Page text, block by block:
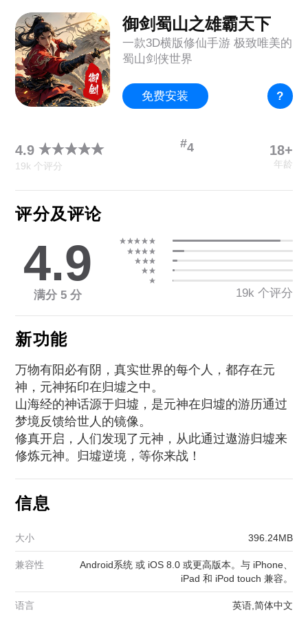
御剑蜀山之雄霸天下
一款3D横版修仙手游 极致唯美的
蜀山剑侠世界
免费安装 ?
4.9
19k 个评分
#4 18+
年龄
评分及评论
4.9
满分 5 分 19k 个评分
新功能
万物有阳必有阴，真实世界的每个人，都存在元
神，元神拓印在归墟之中。
山海经的神话源于归墟，是元神在归墟的游历通过
梦境反馈给世人的镜像。
修真开启，人们发现了元神，从此通过遨游归墟来
修炼元神。归墟逆境，等你来战！
信息
大小 396.24MB
兼容性
Android系统 或 iOS 8.0 或更高版本。与 iPhone、
iPad 和 iPod touch 兼容。
语言 英语,简体中文